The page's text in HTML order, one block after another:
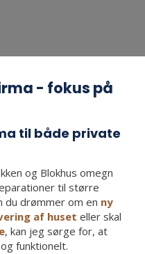
- fokus på
til både private
og Blokhus omegn
til større
du drømmer om en ny
af huset eller skal
, kan jeg sørge for, at
funktionelt.